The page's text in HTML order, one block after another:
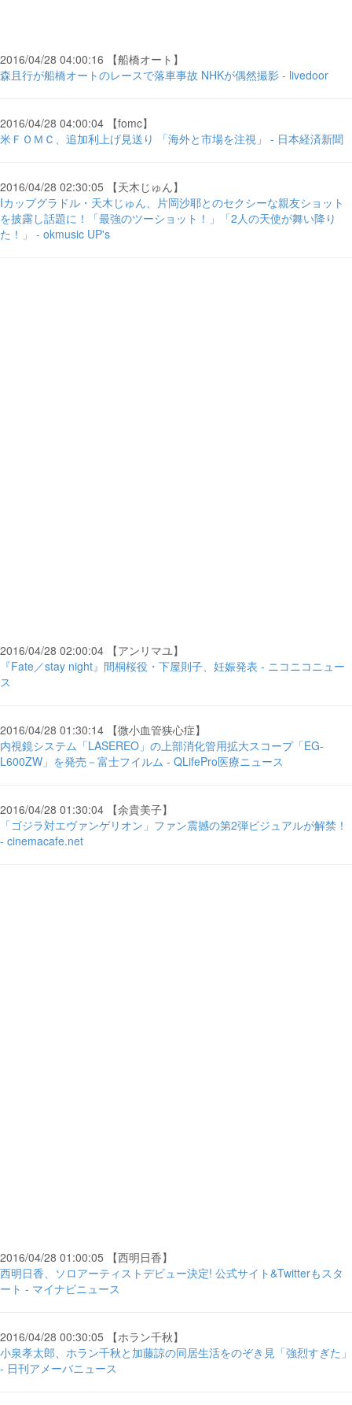
2016/04/28 04:00:16 【船橋オート】
森且行が船橋オートのレースで落車事故 NHKが偶然撮影 - livedoor
2016/04/28 04:00:04 【fomc】
米ＦＯＭＣ、追加利上げ見送り 「海外と市場を注視」 - 日本経済新聞
2016/04/28 02:30:05 【天木じゅん】
Iカップグラドル・天木じゅん、片岡沙耶とのセクシーな親友ショット
を披露し話題に！「最強のツーショット！」「2人の天使が舞い降り
た！」 - okmusic UP's
2016/04/28 02:00:04 【アンリマユ】
『Fate／stay night』間桐桜役・下屋則子、妊娠発表 - ニコニコニュー
ス
2016/04/28 01:30:14 【微小血管狭心症】
内視鏡システム「LASEREO」の上部消化管用拡大スコープ「EG-
L600ZW」を発売－富士フイルム - QLifePro医療ニュース
2016/04/28 01:30:04 【余貴美子】
「ゴジラ対エヴァンゲリオン」ファン震撼の第2弾ビジュアルが解禁！
- cinemacafe.net
2016/04/28 01:00:05 【西明日香】
西明日香、ソロアーティストデビュー決定! 公式サイト&Twitterもスタ
ート - マイナビニュース
2016/04/28 00:30:05 【ホラン千秋】
小泉孝太郎、ホラン千秋と加藤諒の同居生活をのぞき見「強烈すぎた」
- 日刊アメーバニュース